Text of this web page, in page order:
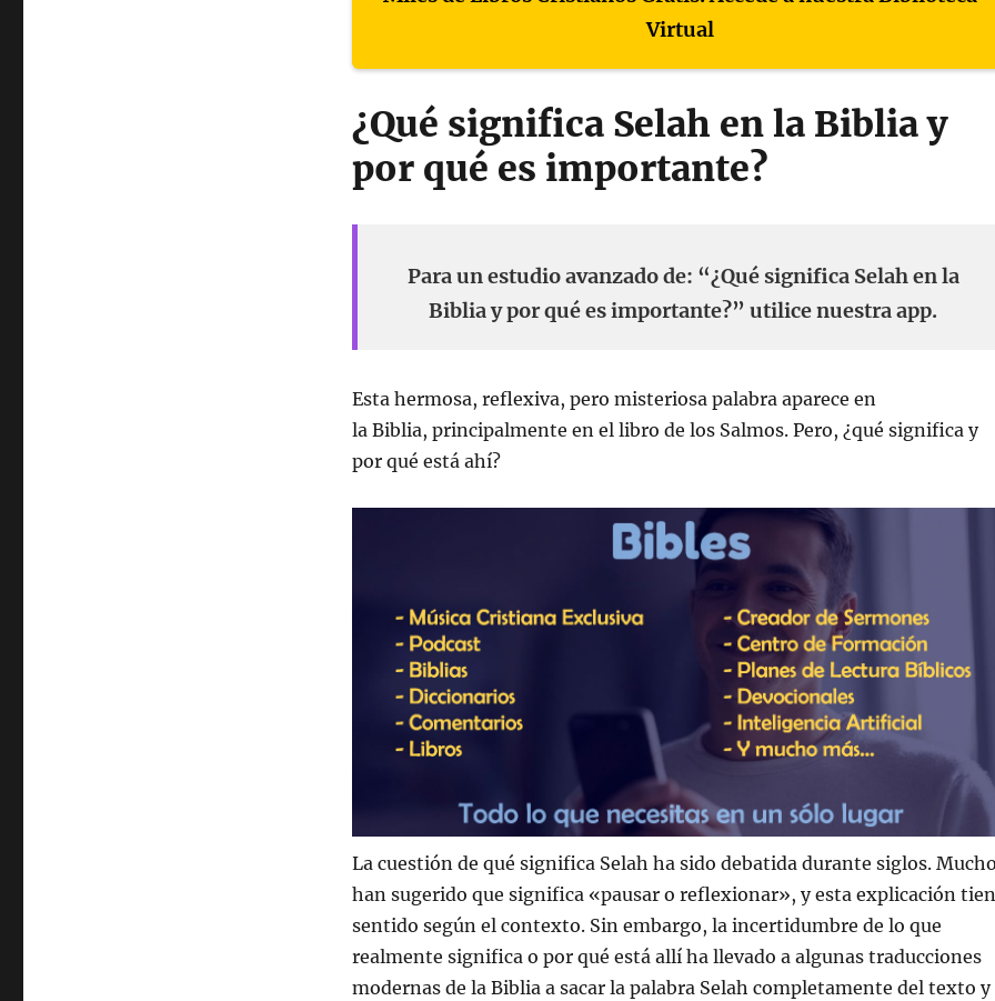
Virtual
¿Qué significa Selah en la Biblia y
por qué es importante?
Para un estudio avanzado de: “¿Qué significa Selah en la
Biblia y por qué es importante?” utilice nuestra app.
Esta hermosa, reflexiva, pero misteriosa palabra aparece en
la Biblia, principalmente en el libro de los Salmos. Pero, ¿qué significa y
por qué está ahí?
La cuestión de qué significa Selah ha sido debatida durante siglos.
han sugerido que significa «pausar o reflexionar», y esta explicación
sentido según el contexto. Sin embargo, la incertidumbre de lo que
realmente significa o por qué está allí ha llevado a algunas traducciones
modernas de la Biblia a sacar la palabra Selah completamente del texto y